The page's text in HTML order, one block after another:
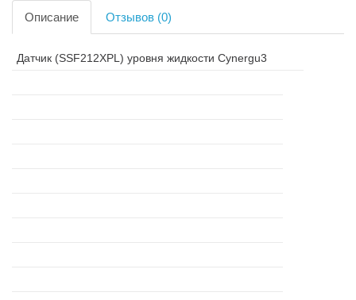
Описание Отзывов (0)
Датчик (SSF212XPL) уровня жидкости Cynergu3